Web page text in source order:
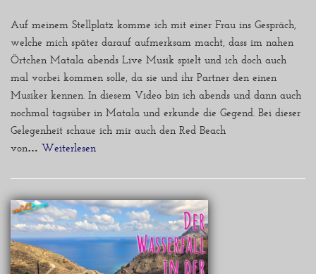
Auf meinem Stellplatz komme ich mit einer Frau ins Gespräch,
welche mich später darauf aufmerksam macht, dass im nahen
Örtchen Matala abends Live Musik spielt und ich doch auch
mal vorbei kommen solle, da sie und ihr Partner den einen
Musiker kennen. In diesem Video bin ich abends und dann auch
nochmal tagsüber in Matala und erkunde die Gegend. Bei dieser
Gelegenheit schaue ich mir auch den Red Beach
von… Weiterlesen »